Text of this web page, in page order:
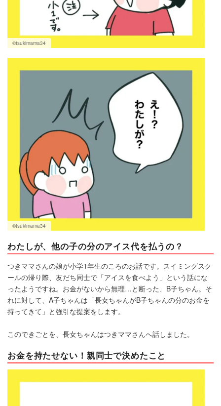
©tsukimama34
©tsukimama34
わたしが、他の子の分のアイス代を払うの？
つきママさんの娘が小学1年生のころのお話です。スイミングスク
ールの帰り際、友だち同士で「アイスを食べよう」という話にな
ったようですね。お金がないから無理…と断った、B子ちゃん。そ
れに対して、A子ちゃんは「長女ちゃんがB子ちゃんの分のお金を
持ってきて」と強引な提案をします。
このできごとを、長女ちゃんはつきママさんへ話しました。
お金を持たせない！親同士で決めたこと